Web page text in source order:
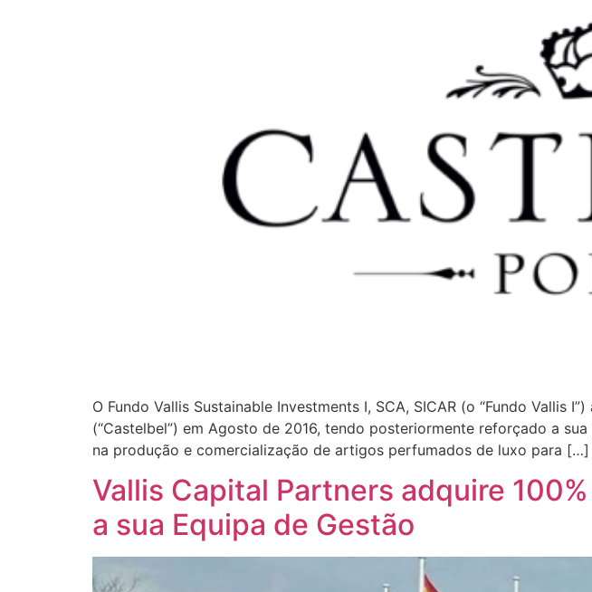
O Fundo Vallis Sustainable Investments I, SCA, SICAR (o “Fundo Vallis
(“Castelbel”) em Agosto de 2016, tendo posteriormente reforçado a
na produção e comercialização de artigos perfumados de luxo para […]
Vallis Capital Partners adquire
a sua Equipa de Gestão